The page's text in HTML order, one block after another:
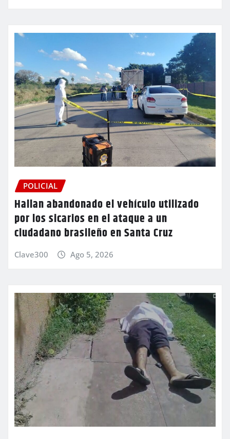
POLICIAL
Hallan abandonado el vehículo utilizado
por los sicarios en el ataque a un
ciudadano brasileño en Santa Cruz
Clave300 Ago 5, 2026